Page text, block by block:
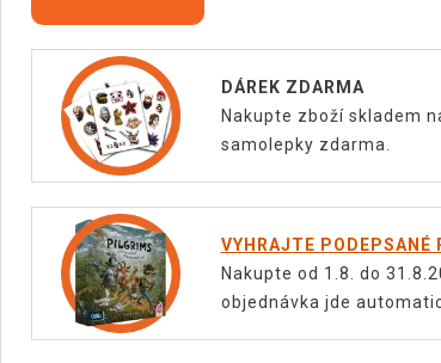
DÁREK ZDARMA
Nakupte zboží skladem
samolepky zdarma.
VYHRAJTE PODEPSANÉ
Nakupte od 1.8. do
objednávka jde